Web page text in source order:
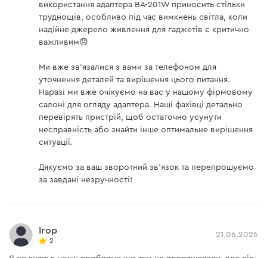
використання адаптера BA-201W приносить стільки
труднощів, особливо під час вимкнень світла, коли
надійне джерело живлення для гаджетів є критично
важливим😞
Ми вже зв'язалися з вами за телефоном для
уточнення деталей та вирішення цього питання.
Наразі ми вже очікуємо на вас у нашому фірмовому
салоні для огляду адаптера. Наші фахівці детально
перевірять пристрій, щоб остаточно усунути
несправність або знайти інше оптимальне вирішення
ситуації.
Дякуємо за ваш зворотний зв'язок та перепрошуємо
за завдані незручності!
Ігор
2
21.06.2026